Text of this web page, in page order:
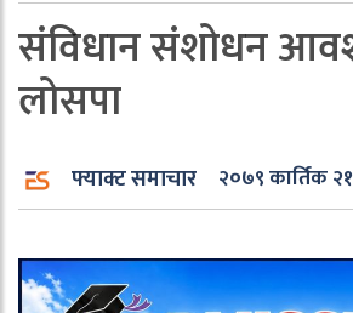
संविधान संशोधन
लोसपा
फ्याक्ट समाचार २०७९ कार्तिक